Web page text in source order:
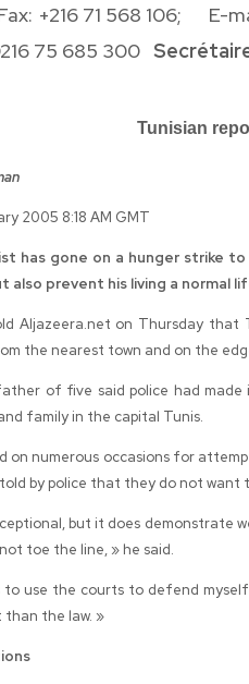
+216 71 568 106; E-
75 685 300
Tunisian
2005 8:18 AM GMT
has gone on a hunger strike
also prevent his living a normal
Aljazeera.net on Thursday that
the nearest town and on the
of five said police had
family in the capital Tunis.
on numerous occasions for
by police that they do not want
but it does demonstrate
toe the line, » he said.
use the courts to defend myself
the law. »